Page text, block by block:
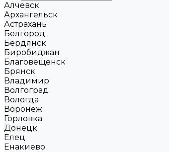
Алчевск
Архангельск
Астрахань
Белгород
Бердянск
Биробиджан
Благовещенск
Брянск
Владимир
Волгоград
Вологда
Воронеж
Горловка
Донецк
Елец
Енакиево